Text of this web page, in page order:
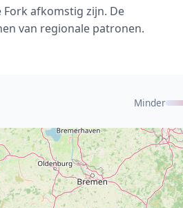
Fork afkomstig zijn. De
van regionale patronen.
Minder